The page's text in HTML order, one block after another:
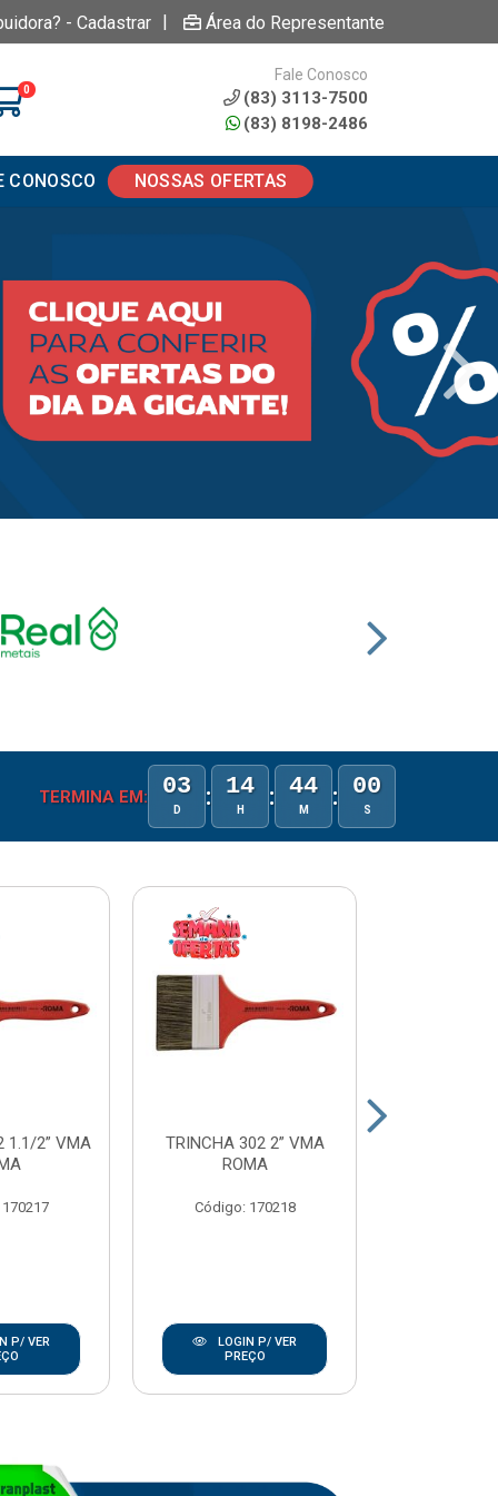
- Cadastrar | Área do Representante
0
Fale Conosco
(83) 3113-7500
(83) 8198-2486
CONOSCO NOSSAS OFERTAS
TERMINA EM: 03
D : 14
H : 43
M : 59
S
1.1/2” VMA
P/ VER
TRINCHA 302 2” VMA
ROMA
Código: 170218
LOGIN P/ VER
PREÇO